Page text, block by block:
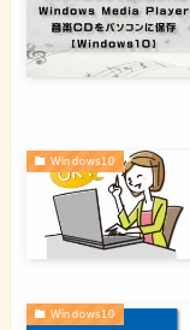
Windows10
Windows10